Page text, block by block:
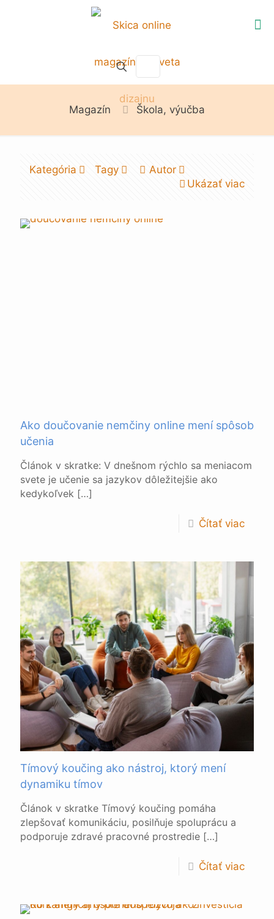
Magazín Škola, výučba
Kategória Tagy
Autor
Ukázať viac
Ako doučovanie nemčiny online mení spôsob
učenia
Článok v skratke: V dnešnom rýchlo sa meniacom
svete je učenie sa jazykov dôležitejšie ako
kedykoľvek […]
Čítať viac
Tímový koučing ako nástroj, ktorý mení
dynamiku tímov
Článok v skratke Tímový koučing pomáha
zlepšovať komunikáciu, posilňuje spoluprácu a
podporuje zdravé pracovné prostredie […]
Čítať viac